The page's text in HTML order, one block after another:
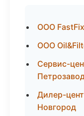
ООО
ООО
Сервис-
Дилер-
Новгород